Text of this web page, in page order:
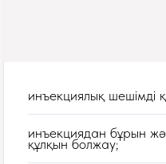
инъекциялық шешімді
инъекциядан бұрын
құлқын болжау;